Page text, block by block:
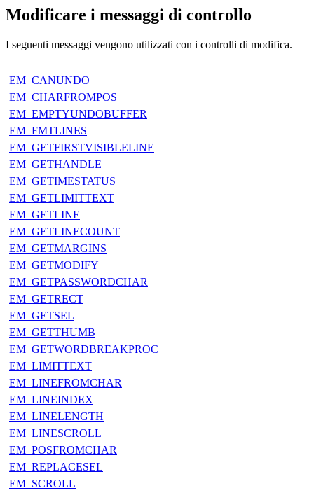
Modificare i messaggi di controllo
I seguenti messaggi vengono utilizzati con i controlli di modifica.
EM_CANUNDO
EM_CHARFROMPOS
EM_EMPTYUNDOBUFFER
EM_FMTLINES
EM_GETFIRSTVISIBLELINE
EM_GETHANDLE
EM_GETIMESTATUS
EM_GETLIMITTEXT
EM_GETLINE
EM_GETLINECOUNT
EM_GETMARGINS
EM_GETMODIFY
EM_GETPASSWORDCHAR
EM_GETRECT
EM_GETSEL
EM_GETTHUMB
EM_GETWORDBREAKPROC
EM_LIMITTEXT
EM_LINEFROMCHAR
EM_LINEINDEX
EM_LINELENGTH
EM_LINESCROLL
EM_POSFROMCHAR
EM_REPLACESEL
EM_SCROLL